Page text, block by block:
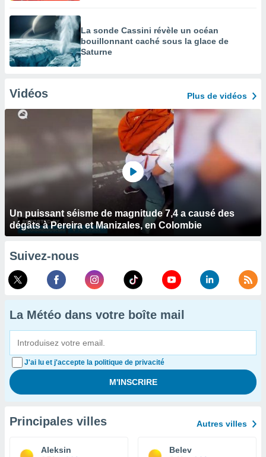
La sonde Cassini révèle un océan
bouillonnant caché sous la glace de
Saturne
Vidéos Plus de vidéos
Un puissant séisme de magnitude 7,4 a causé des
dégâts à Pereira et Manizales, en Colombie
Suivez-nous
La Météo dans votre boîte mail
J'ai lu et j'accepte la politique de privacité
Principales villes Autres villes
Aleksin Belev